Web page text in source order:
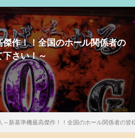
作！！全国のホール関係者の
下さい！～
～新基準機最高傑作！！全国のホール関係者の皆